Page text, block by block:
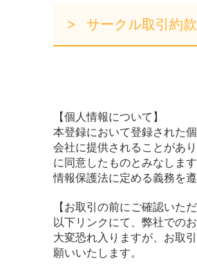
サークル取引約款
【個人情報について】
本登録において登録された
会社に提供されることがあ
に同意したものとみなしま
情報保護法に定める義務を
【お取引の前にご確認いた
以下リンクにて、弊社での
大変恐れ入りますが、お取
願いいたします。